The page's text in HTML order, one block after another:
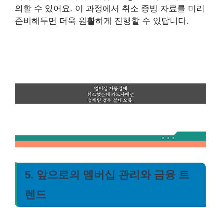
의할 수 있어요. 이 과정에서 취소 증빙 자료를 미리
준비해두면 더욱 원활하게 진행할 수 있답니다.
5. 앞으로의 멤버십 관리와 금융 트
렌드